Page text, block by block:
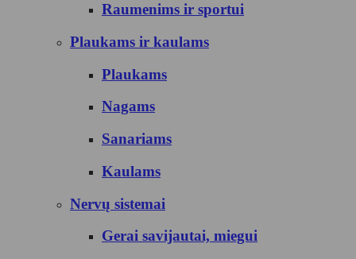
Raumenims ir sportui
Plaukams ir kaulams
Plaukams
Nagams
Sanariams
Kaulams
Nervų sistemai
Gerai savijautai, miegui